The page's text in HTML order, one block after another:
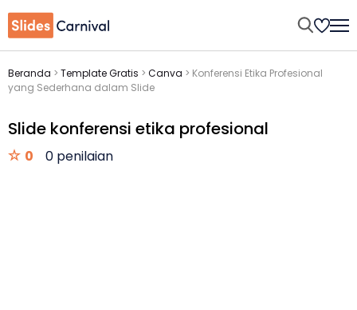
Beranda > Template Gratis > Canva > Konferensi Etika Profesional
yang Sederhana dalam Slide
Slide konferensi etika profesional
0 0 penilaian